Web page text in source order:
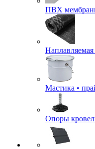
ПВХ
Наплавляемая
Мастика •
Опоры